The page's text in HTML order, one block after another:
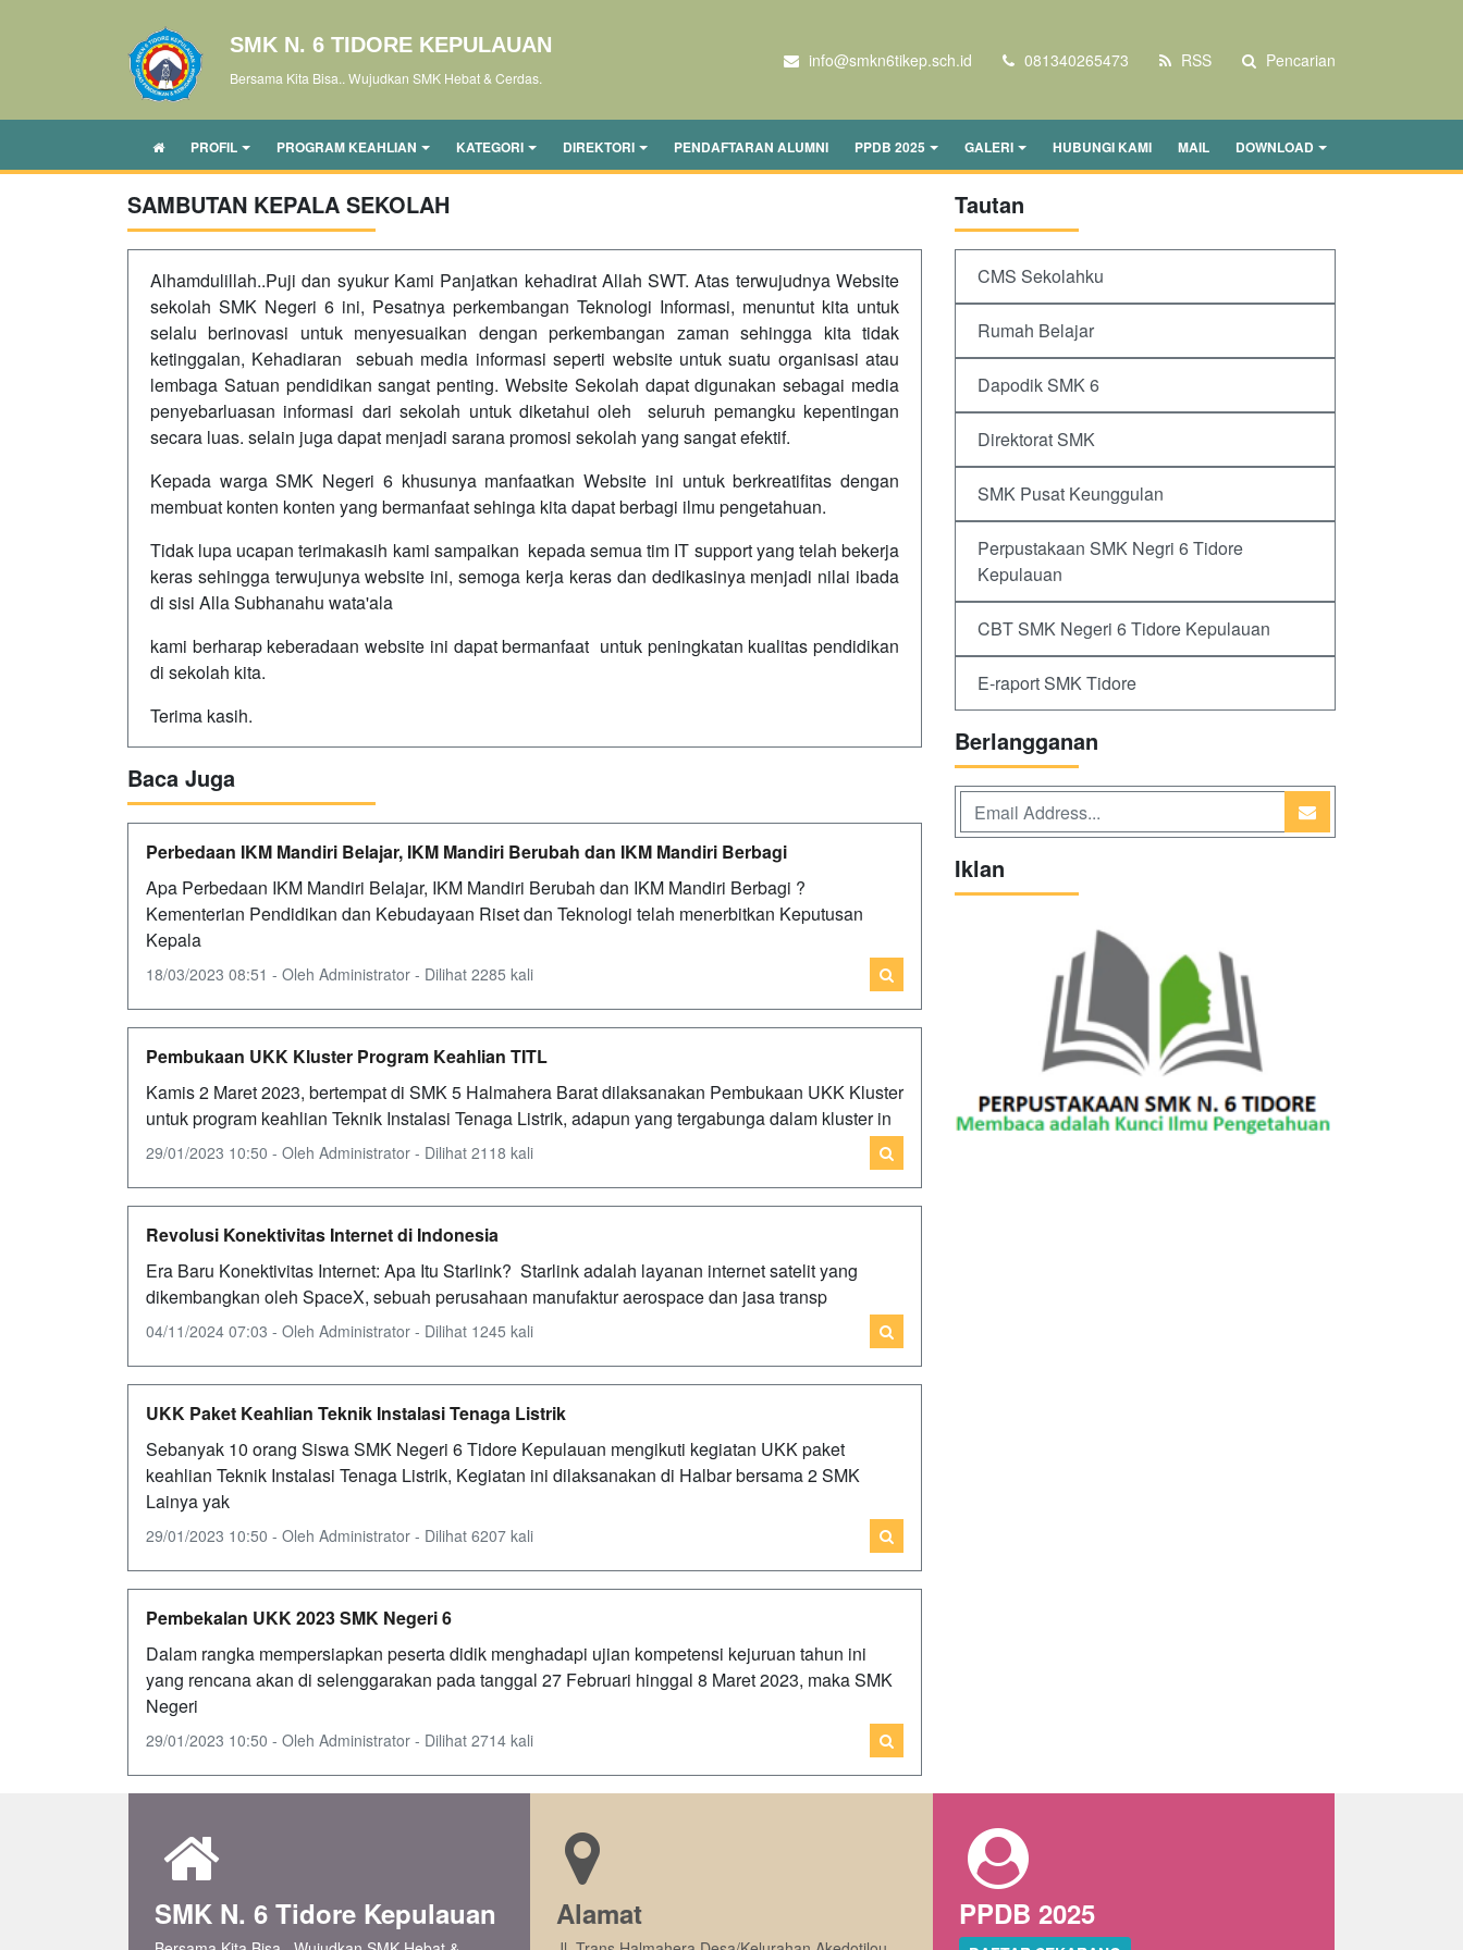
SMK N. 6 TIDORE KEPULAUAN
Bersama Kita Bisa.. Wujudkan SMK Hebat & Cerdas.
info@smkn6tikep.sch.id 081340265473 RSS Pencarian
PROFIL PROGRAM KEAHLIAN KATEGORI DIREKTORI PENDAFTARAN ALUMNI PPDB 2025 GALERI HUBUNGI KAMI MAIL DOWNLOAD
SAMBUTAN KEPALA SEKOLAH
Alhamdulillah..Puji dan syukur Kami Panjatkan kehadirat Allah SWT. Atas terwujudnya Website
sekolah SMK Negeri 6 ini, Pesatnya perkembangan Teknologi Informasi, menuntut kita untuk
selalu berinovasi untuk menyesuaikan dengan perkembangan zaman sehingga kita tidak
ketinggalan, Kehadiaran sebuah media informasi seperti website untuk suatu organisasi atau
lembaga Satuan pendidikan sangat penting. Website Sekolah dapat digunakan sebagai media
penyebarluasan informasi dari sekolah untuk diketahui oleh seluruh pemangku kepentingan
secara luas. selain juga dapat menjadi sarana promosi sekolah yang sangat efektif.
Kepada warga SMK Negeri 6 khusunya manfaatkan Website ini untuk berkreatifitas dengan
membuat konten konten yang bermanfaat sehinga kita dapat berbagi ilmu pengetahuan.
Tidak lupa ucapan terimakasih kami sampaikan kepada semua tim IT support yang telah bekerja
keras sehingga terwujunya website ini, semoga kerja keras dan dedikasinya menjadi nilai ibada
di sisi Alla Subhanahu wata'ala
kami berharap keberadaan website ini dapat bermanfaat untuk peningkatan kualitas pendidikan
di sekolah kita.
Terima kasih.
Baca Juga
Perbedaan IKM Mandiri Belajar, IKM Mandiri Berubah dan IKM Mandiri Berbagi
Apa Perbedaan IKM Mandiri Belajar, IKM Mandiri Berubah dan IKM Mandiri Berbagi ?
Kementerian Pendidikan dan Kebudayaan Riset dan Teknologi telah menerbitkan Keputusan
Kepala
18/03/2023 08:51 - Oleh Administrator - Dilihat 2285 kali
Pembukaan UKK Kluster Program Keahlian TITL
Kamis 2 Maret 2023, bertempat di SMK 5 Halmahera Barat dilaksanakan Pembukaan UKK Kluster
untuk program keahlian Teknik Instalasi Tenaga Listrik, adapun yang tergabunga dalam kluster in
29/01/2023 10:50 - Oleh Administrator - Dilihat 2118 kali
Revolusi Konektivitas Internet di Indonesia
Era Baru Konektivitas Internet: Apa Itu Starlink? Starlink adalah layanan internet satelit yang
dikembangkan oleh SpaceX, sebuah perusahaan manufaktur aerospace dan jasa transp
04/11/2024 07:03 - Oleh Administrator - Dilihat 1245 kali
UKK Paket Keahlian Teknik Instalasi Tenaga Listrik
Sebanyak 10 orang Siswa SMK Negeri 6 Tidore Kepulauan mengikuti kegiatan UKK paket
keahlian Teknik Instalasi Tenaga Listrik, Kegiatan ini dilaksanakan di Halbar bersama 2 SMK
Lainya yak
29/01/2023 10:50 - Oleh Administrator - Dilihat 6207 kali
Pembekalan UKK 2023 SMK Negeri 6
Dalam rangka mempersiapkan peserta didik menghadapi ujian kompetensi kejuruan tahun ini
yang rencana akan di selenggarakan pada tanggal 27 Februari hinggal 8 Maret 2023, maka SMK
Negeri
29/01/2023 10:50 - Oleh Administrator - Dilihat 2714 kali
Tautan
CMS Sekolahku
Rumah Belajar
Dapodik SMK 6
Direktorat SMK
SMK Pusat Keunggulan
Perpustakaan SMK Negri 6 Tidore
Kepulauan
CBT SMK Negeri 6 Tidore Kepulauan
E-raport SMK Tidore
Berlangganan
Iklan
SMK N. 6 Tidore Kepulauan Alamat PPDB 2025